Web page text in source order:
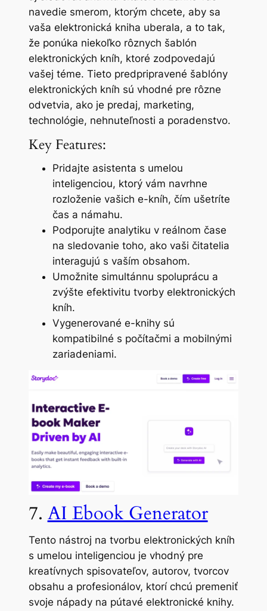
navedie smerom, ktorým chcete, aby sa
vaša elektronická kniha uberala, a to tak,
že ponúka niekoľko rôznych šablón
elektronických kníh, ktoré zodpovedajú
vašej téme. Tieto predpripravené šablóny
elektronických kníh sú vhodné pre rôzne
odvetvia, ako je predaj, marketing,
technológie, nehnuteľnosti a poradenstvo.
Key Features:
Pridajte asistenta s umelou
inteligenciou, ktorý vám navrhne
rozloženie vašich e-kníh, čím ušetríte
čas a námahu.
Podporujte analytiku v reálnom čase
na sledovanie toho, ako vaši čitatelia
interagujú s vaším obsahom.
Umožnite simultánnu spoluprácu a
zvýšte efektivitu tvorby elektronických
kníh.
Vygenerované e-knihy sú
kompatibilné s počítačmi a mobilnými
zariadeniami.
7. AI Ebook Generator
Tento nástroj na tvorbu elektronických kníh
s umelou inteligenciou je vhodný pre
kreatívnych spisovateľov, autorov, tvorcov
obsahu a profesionálov, ktorí chcú premeniť
svoje nápady na pútavé elektronické knihy.